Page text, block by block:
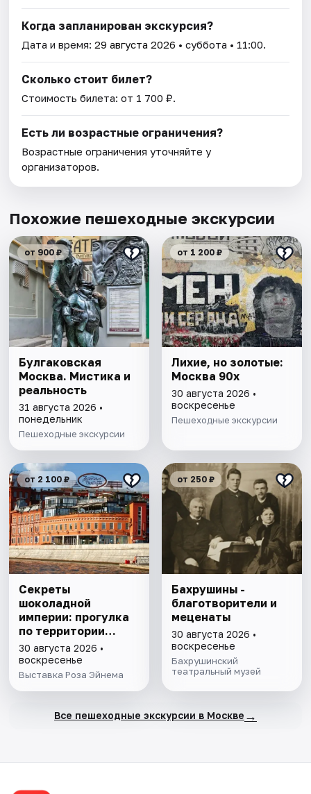
Когда запланирован экскурсия?
Дата и время:29 августа 2026 • суббота • 11:00.
Сколько стоит билет?
Стоимость билета: от 1 700 ₽.
Есть ли возрастные ограничения?
Возрастные ограничения уточняйте у
организаторов.
Похожие пешеходные экскурсии
от 900 ₽
Булгаковская
Москва. Мистика и
реальность
31 августа 2026 •
понедельник
Пешеходные экскурсии
от 1 200 ₽
Лихие, но золотые:
Москва 90х
30 августа 2026 •
воскресенье
Пешеходные экскурсии
от 2 100 ₽
Секреты
шоколадной
империи: прогулка
по территории
«Красного октября»
с посещением
старинной конторы
30 августа 2026 •
воскресенье
Выставка Роза Эйнема
от 250 ₽
Бахрушины -
благотворители и
меценаты
30 августа 2026 •
воскресенье
Бахрушинский
театральный музей
Все пешеходные экскурсии в Москве →